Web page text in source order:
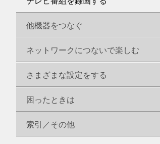
他機器をつなぐ
ネットワークにつないで楽しむ
さまざまな設定をする
困ったときは
索引／その他